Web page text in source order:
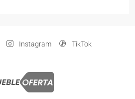
Instagram TikTok